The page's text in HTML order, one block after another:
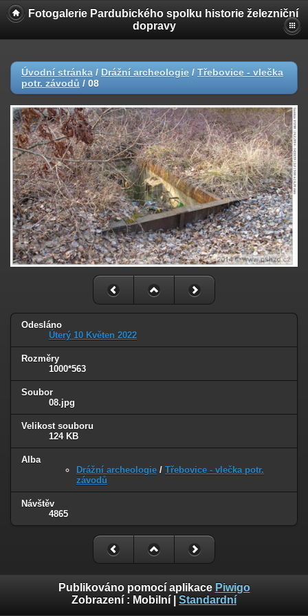
Fotogalerie Pardubického spolku historie železniční
dopravy
Úvodní stránka / Drážní archeologie / Třebovice - vlečka
potr. závodů / 08
Odesláno
Úterý 10 Květen 2022
Rozměry
1000*563
Soubor
08.jpg
Velikost souboru
124 KB
Alba
Drážní archeologie / Třebovice - vlečka potr.
závodů
Návštěv
4865
Publikováno pomocí aplikace Piwigo
Zobrazení : Mobilní Standardní